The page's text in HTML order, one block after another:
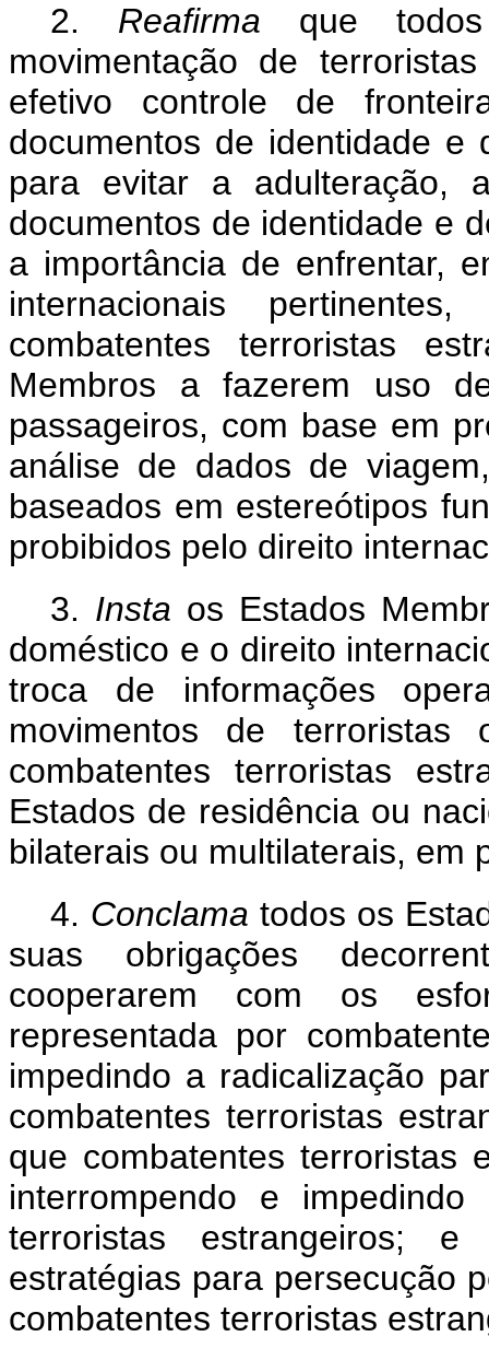
2. Reafirma que
movimentação de
efetivo controle de
documentos de identidade
para evitar a adulteração,
documentos de identidade e
a importância de enfrentar,
internacionais
combatentes terroristas
Membros a fazerem uso
passageiros, com base em
análise de dados de
baseados em estereótipos
probibidos pelo direito
3. Insta os Estados
doméstico e o direito
troca de informações
movimentos de terroristas
combatentes terroristas
Estados de residência ou
bilaterais ou multilaterais, em
4. Conclama todos os
suas obrigações
cooperarem com os
representada por
impedindo a radicalização
combatentes terroristas
que combatentes terroristas
interrompendo e
terroristas estrangeiros; e
estratégias para persecução
combatentes terroristas